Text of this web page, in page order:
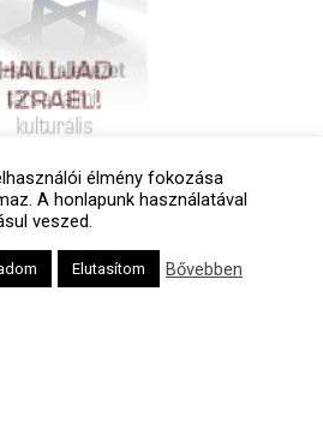
élmény fokozása
A honlapunk használatával
veszed.
Elutasítom Bővebben